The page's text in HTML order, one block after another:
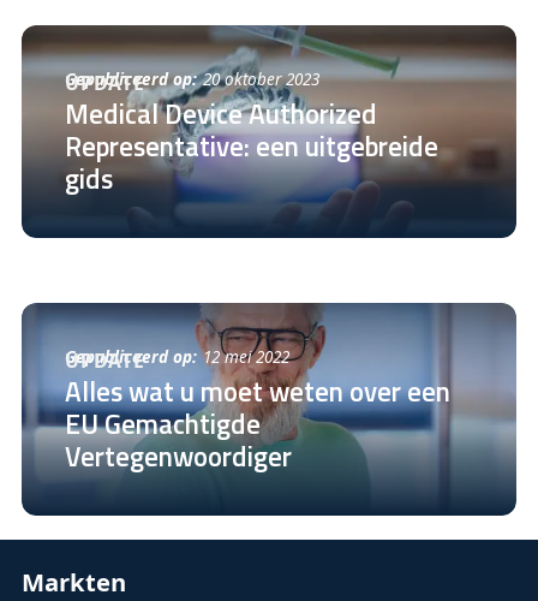
Gepubliceerd op: 20 oktober 2023
UPDATE
Medical Device Authorized
Representative: een uitgebreide
gids
Gepubliceerd op: 12 mei 2022
UPDATE
Alles wat u moet weten over een
EU Gemachtigde
Vertegenwoordiger
Markten